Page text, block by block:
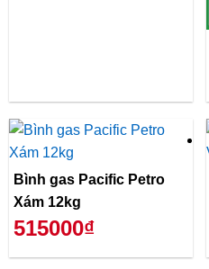
Bình gas Pacific Petro
Xám 12kg
515000₫